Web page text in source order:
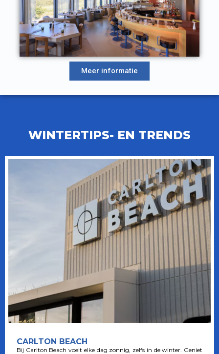
Meer informatie
WINTERTIPS- EN TRENDS
CARLTON BEACH
Bij Carlton Beach voelt elke dag zonnig, zelfs in de winter. Geniet